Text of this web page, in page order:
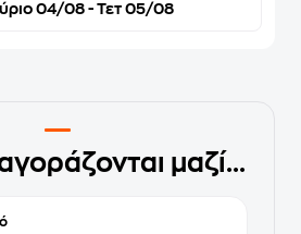
04/08 - Τετ 05/08
μαζί...